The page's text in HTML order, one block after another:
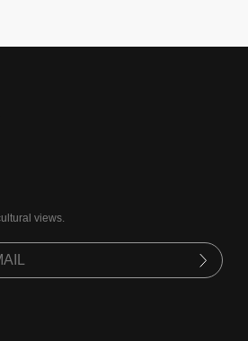
views.